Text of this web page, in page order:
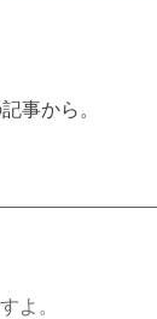
事から。
よ。